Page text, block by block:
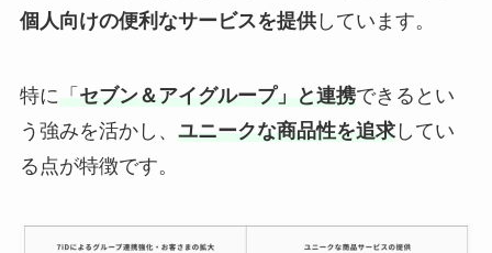
個人向けの便利なサービスを提供しています。
特に 「 セブン＆アイグループ」と連携できるとい
う強みを活かし、 ユニークな商品性を追求してい
る点が特徴です。